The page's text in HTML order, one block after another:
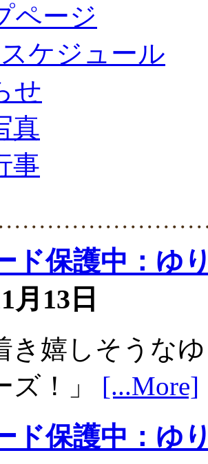
ページ
ケジュール
せ
真
事
ド保護中：
月13日
き嬉しそうな
ズ！」 [...More]
ド保護中：